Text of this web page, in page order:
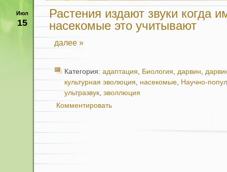
Июл
15
Растения издают звуки когда
насекомые это учитывают
далее »
Категория: адаптация, Биология, дарвин,
культурная эволюция, насекомые, Научно-
ультразвук, эволлюция
Комментировать